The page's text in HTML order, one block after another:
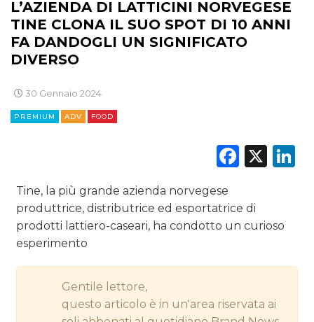
CINEMA
DIGITALE
ESTERNA
RICERCHE
L’AZIENDA DI LATTICINI NORVEGESE
TINE CLONA IL SUO SPOT DI 10 ANNI
FA DANDOGLI UN SIGNIFICATO
DIVERSO
30 Gennaio 2024
PREMIUM ADV FOOD
X
Tine, la più grande azienda norvegese
produttrice, distributrice ed esportatrice di
prodotti lattiero-caseari, ha condotto un curioso
esperimento
Gentile lettore,
questo articolo è in un'area riservata ai